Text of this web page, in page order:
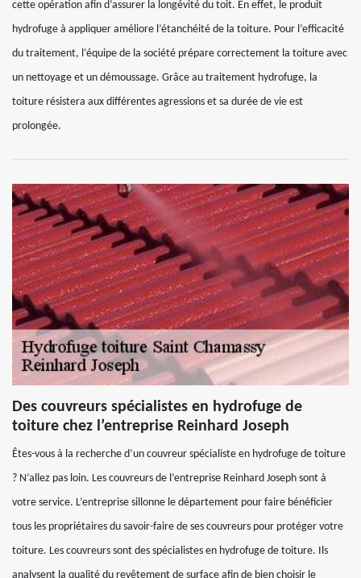
cette opération afin d’assurer la longévité du toit. En effet, le produit
hydrofuge à appliquer améliore l’étanchéité de la toiture. Pour l’efficacité
du traitement, l’équipe de la société prépare correctement la toiture avec
un nettoyage et un démoussage. Grâce au traitement hydrofuge, la
toiture résistera aux différentes agressions et sa durée de vie est
prolongée.
Des couvreurs spécialistes en hydrofuge de
toiture chez l’entreprise Reinhard Joseph
Êtes-vous à la recherche d’un couvreur spécialiste en hydrofuge de toiture
? N’allez pas loin. Les couvreurs de l’entreprise Reinhard Joseph sont à
votre service. L’entreprise sillonne le département pour faire bénéficier
tous les propriétaires du savoir-faire de ses couvreurs pour protéger votre
toiture. Les couvreurs sont des spécialistes en hydrofuge de toiture. Ils
analysent la qualité du revêtement de surface afin de bien choisir le